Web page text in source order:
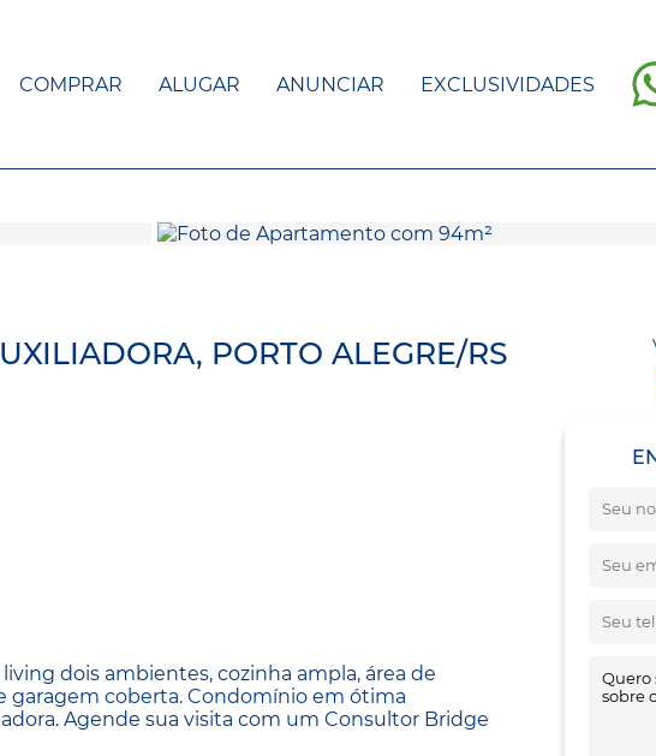
COMPRAR ALUGAR ANUNCIAR EXCLUSIVIDADES
PORTO ALEGRE/RS
dois ambientes, cozinha ampla, área de
garagem coberta. Condomínio em ótima
Agende sua visita com um Consultor Bridge